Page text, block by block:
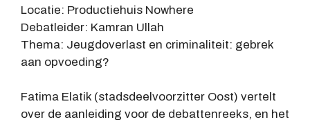
Locatie: Productiehuis Nowhere
Debatleider: Kamran Ullah
Thema: Jeugdoverlast en criminaliteit: gebrek
aan opvoeding?
Fatima Elatik (stadsdeelvoorzitter Oost) vertelt
over de aanleiding voor de debattenreeks, en het